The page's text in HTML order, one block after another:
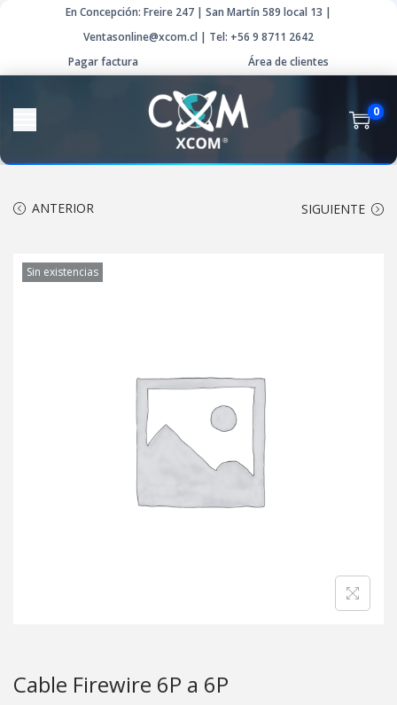
En Concepción: Freire 247 | San Martín 589 local 13 |
Ventasonline@xcom.cl | Tel: +56 9 8711 2642
Pagar factura
Área de clientes
0
ANTERIOR SIGUIENTE
Sin existencias
Cable Firewire 6P a 6P